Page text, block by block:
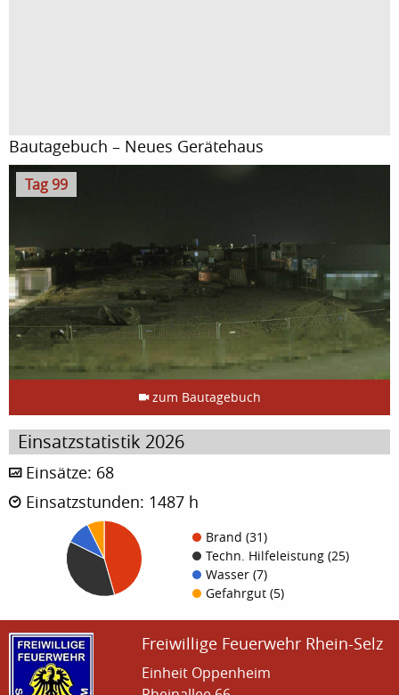
Bautagebuch – Neues Gerätehaus
Tag 99
zum Bautagebuch
Einsatzstatistik 2026
Einsätze: 68
Einsatzstunden: 1487 h
Brand (31)
Techn. Hilfeleistung (25)
Wasser (7)
Gefahrgut (5)
Freiwillige Feuerwehr Rhein-Selz
Einheit Oppenheim